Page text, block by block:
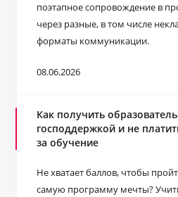
поэтапное сопровождение в
через разные, в том числе
форматы коммуникации.
08.06.2026
Как получить
господдержкой и не
за обучение
Не хватает баллов, чтобы
самую программу мечты?